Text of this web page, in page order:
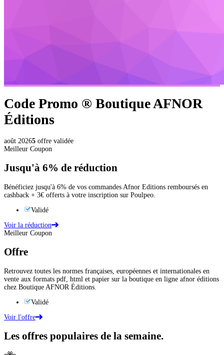
Code Promo ® Boutique AFNOR
Éditions
août 20265 offre validée
Meilleur Coupon
Jusqu'à 6% de réduction
Bénéficiez jusqu'à 6% de vos commandes Afnor Editions remboursés en
cashback + 3€ offerts à votre inscription sur Poulpeo.
Validé
Voir la réduction
Meilleur Coupon
Offre
Retrouvez toutes les normes françaises, européennes et internationales en
vente aux formats pdf, html et papier sur la boutique en ligne afnor éditions
chez Boutique AFNOR Éditions.
Validé
Voir l'offre
Les offres populaires de la semaine.